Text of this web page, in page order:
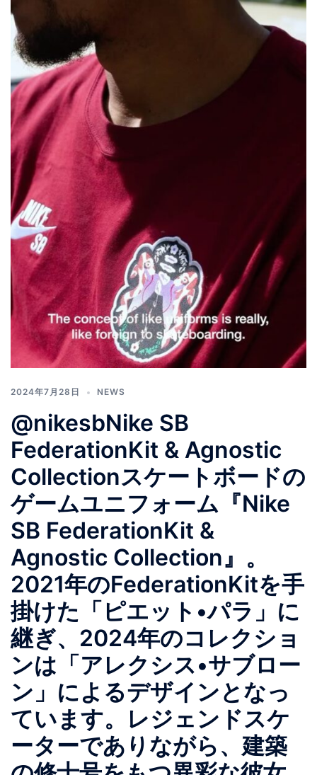
2024年7月28日 NEWS
@nikesbNike SB
FederationKit & Agnostic
Collectionスケートボードの
ゲームユニフォーム『Nike
SB FederationKit &
Agnostic Collection』。
2021年のFederationKitを手
掛けた「ピエット•パラ」に
継ぎ、2024年のコレクショ
ンは「アレクシス•サブロー
ン」によるデザインとなっ
ています。レジェンドスケ
ーターでありながら、建築